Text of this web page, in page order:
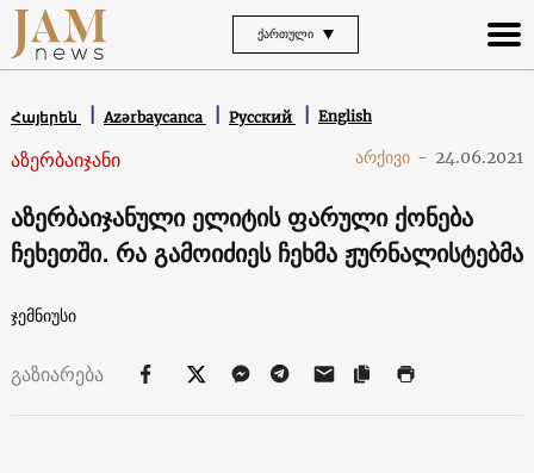
ᲥᲐᲠᲗᲣᲚᲘ
Հայերեն Azərbaycanca Русский English
აზერბაიჯანი არქივი - 24.06.2021
აზერბაიჯანული ელიტის ფარული ქონება
ჩეხეთში. რა გამოიძიეს ჩეხმა ჟურნალისტებმა
ჯემნიუსი
გაზიარება